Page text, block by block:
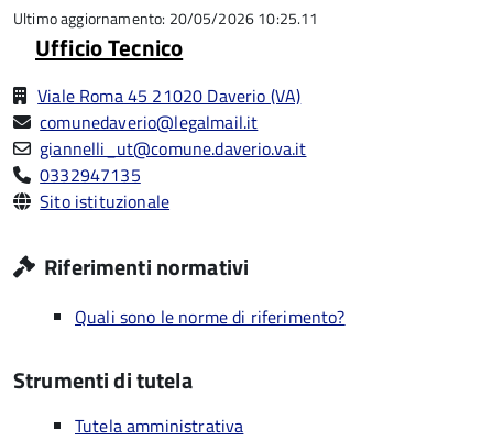
5
Ultimo aggiornamento: 20/05/2026 10:25.11
Ufficio Tecnico
Viale Roma 45 21020 Daverio (VA)
comunedaverio@legalmail.it
giannelli_ut@comune.daverio.va.it
0332947135
Sito istituzionale
Riferimenti normativi
Quali sono le norme di riferimento?
Strumenti di tutela
Tutela amministrativa